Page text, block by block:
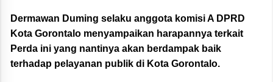
Dermawan Duming selaku anggota komisi A DPRD
Kota Gorontalo menyampaikan harapannya terkait
Perda ini yang nantinya akan berdampak baik
terhadap pelayanan publik di Kota Gorontalo.